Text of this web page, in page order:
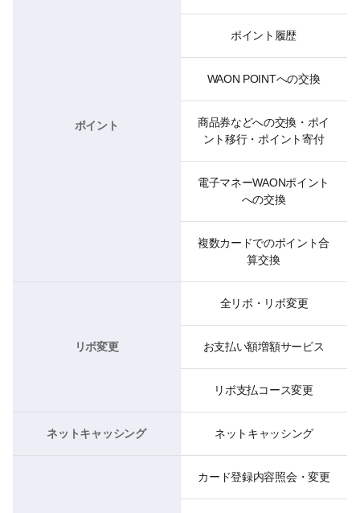
ポイント
ポイント履歴
WAON POINTへの交換
商品券などへの交換・ポイ
ント移行・ポイント寄付
電子マネーWAONポイント
への交換
複数カードでのポイント合
算交換
リボ変更
全リボ・リボ変更
お支払い額増額サービス
リボ支払コース変更
ネットキャッシング ネットキャッシング
カード登録内容照会・変更